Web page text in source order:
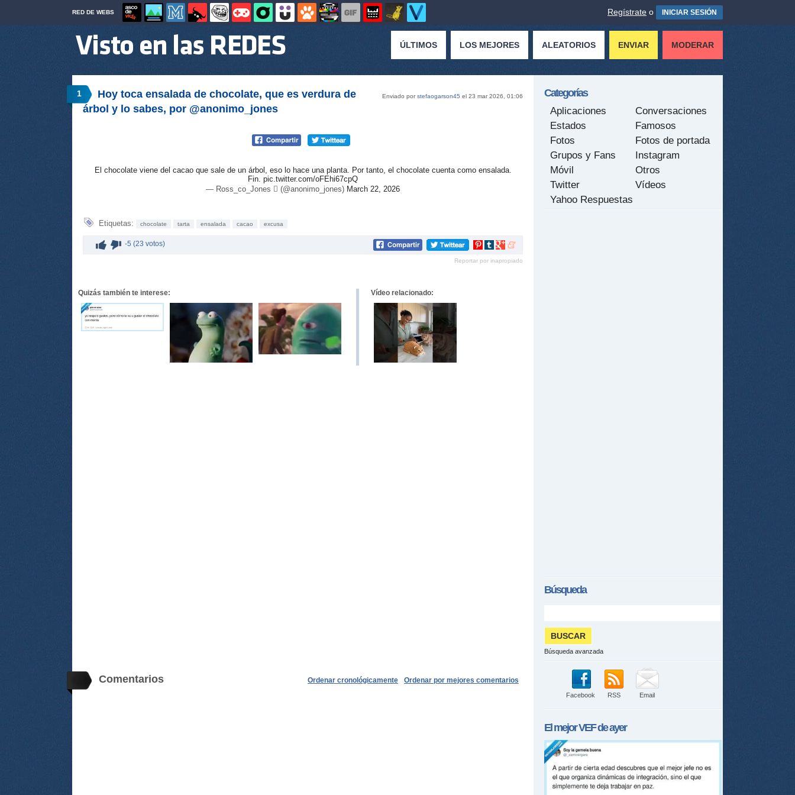
RED DE WEBS Regístrate o INICIAR SESIÓN
ÚLTIMOS LOS MEJORES ALEATORIOS ENVIAR MODERAR
1 Enviado porstefaogarson45 el 23 mar 2026, 01:06
Hoy toca ensalada de chocolate, que es verdura de
árbol y lo sabes, por @anonimo_jones
El chocolate viene del cacao que sale de un árbol, eso lo hace una planta. Por tanto, el chocolate cuenta como ensalada.
Fin. pic.twitter.com/oFEhi67cpQ
— Ross_co_Jones  (@anonimo_jones) March 22, 2026
Etiquetas: chocolate tarta ensalada cacao excusa
-5 (23 votos)
Compartir
Pinterest
Compartir
tumblr
Compartir
Google+
Compartir
meneame
Reportar por inapropiado
Quizás también te interese: Vídeo relacionado:
Comentarios Ordenar por mejores comentarios
Ordenar cronológicamente
Categorías
Aplicaciones
Conversaciones
Estados
Famosos
Fotos
Fotos de portada
Grupos y Fans
Instagram
Móvil
Otros
Twitter
Vídeos
Yahoo Respuestas
Búsqueda
Búsqueda avanzada
Facebook RSS Email
El mejorVEFde ayer